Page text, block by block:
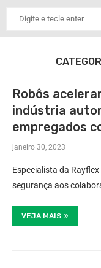
Robôs
indústria
empregados
janeiro 30, 2023
Especialista da
segurança aos
VEJA MAIS